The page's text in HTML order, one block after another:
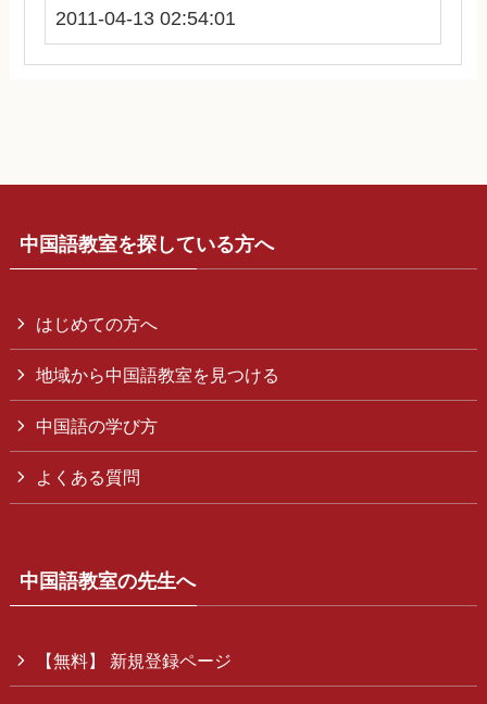
2011-04-13 02:54:01
中国語教室を探している方へ
はじめての方へ
地域から中国語教室を見つける
中国語の学び方
よくある質問
中国語教室の先生へ
【無料】 新規登録ページ